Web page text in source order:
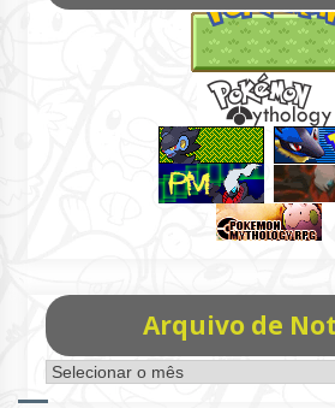
Arquivo de
Arquivo
de